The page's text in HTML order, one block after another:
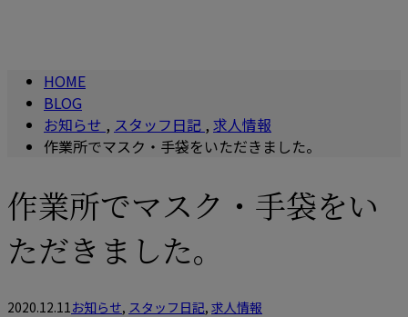
HOME
BLOG
お知らせ , スタッフ日記 , 求人情報
作業所でマスク・手袋をいただきました。
作業所でマスク・手袋をい
ただきました。
2020.12.11 お知らせ, スタッフ日記, 求人情報